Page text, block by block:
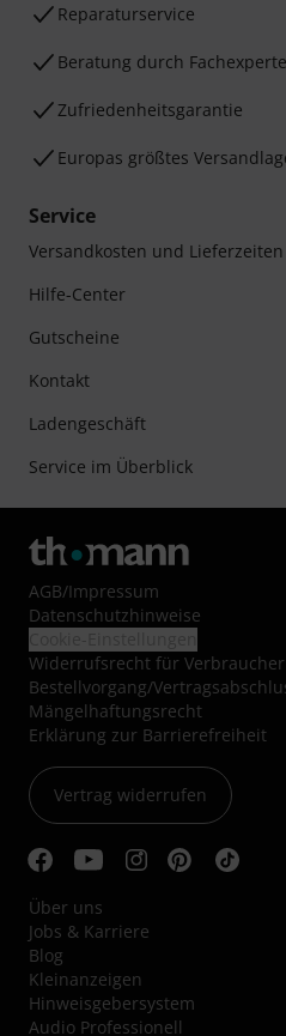
Reparaturservice
Beratung durch
Zufriedenheitsgarantie
Europas größtes
Service
Versandkosten und Lieferzeiten
Hilfe-Center
Gutscheine
Kontakt
Ladengeschäft
Service im Überblick
AGB/Impressum
Datenschutzhinweise
Widerrufsrecht für Verbraucher
Bestellvorgang/
Mängelhaftungsrecht
Erklärung zur Barrierefreiheit
Vertrag widerrufen
Über uns
Jobs & Karriere
Blog
Kleinanzeigen
Hinweisgebersystem
Audio Professionell